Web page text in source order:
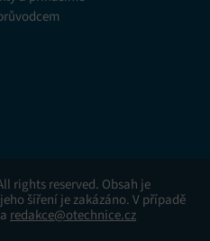
rights reserved. Obsah je
šíření je zakázáno. V případě
redakce@otechnice.cz